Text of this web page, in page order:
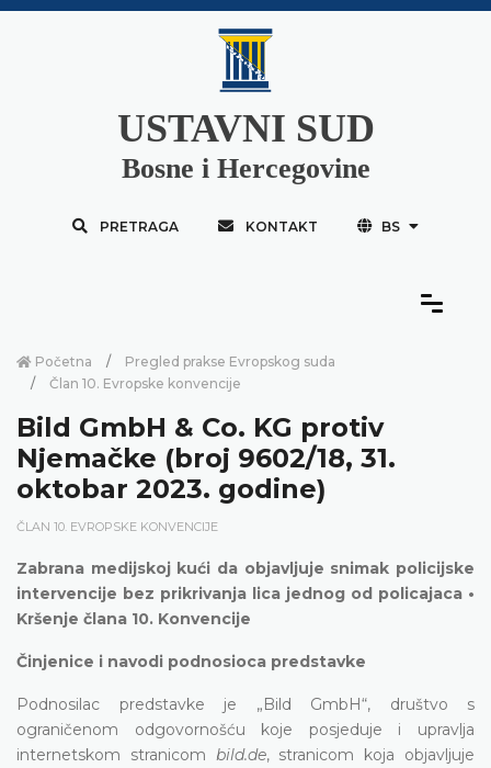
USTAVNI SUD
Bosne i Hercegovine
PRETRAGA KONTAKT BS
Početna
Pregled prakse Evropskog suda
Član 10. Evropske konvencije
Bild GmbH & Co. KG protiv
Njemačke (broj 9602/18, 31.
oktobar 2023. godine)
ČLAN 10. EVROPSKE KONVENCIJE
Zabrana medijskoj kući da objavljuje snimak policijske
intervencije bez prikrivanja lica jednog od policajaca •
Kršenje člana 10. Konvencije
Činjenice i navodi podnosioca predstavke
Podnosilac predstavke je „Bild GmbH“, društvo s
ograničenom odgovornošću koje posjeduje i upravlja
internetskom stranicom bild.de, stranicom koja objavljuje